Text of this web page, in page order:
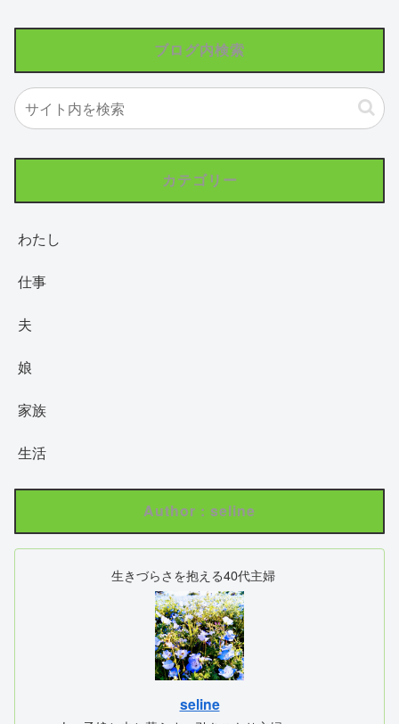
ブログ内検索
カテゴリー
わたし
仕事
夫
娘
家族
生活
Author : seline
生きづらさを抱える40代主婦
seline